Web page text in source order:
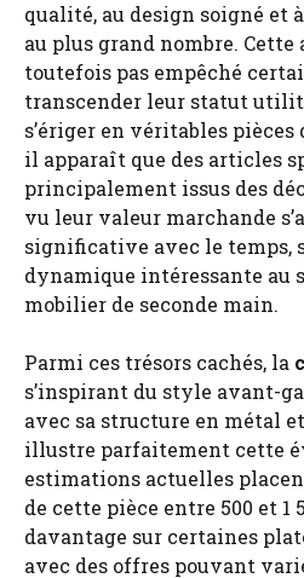
qualité, au design soigné et
au plus grand nombre. Cette
toutefois pas empêché
transcender leur statut
s’ériger en véritables
il apparaît que des articles
principalement issus des
vu leur valeur marchande
significative avec le temps,
dynamique intéressante au
mobilier de seconde main.
Parmi ces trésors cachés, la
s’inspirant du style avant-
avec sa structure en métal
illustre parfaitement cette
estimations actuelles
de cette pièce entre 500 et 1
davantage sur certaines
avec des offres pouvant